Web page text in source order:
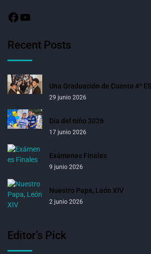
Recent Posts
Una Graduación de Cuento 4º
29 junio 2026
Día del niño 2026
17 junio 2026
Exámenes Finales
9 junio 2026
Nuestro Papa, León XIV
2 junio 2026
Editor’s Pick